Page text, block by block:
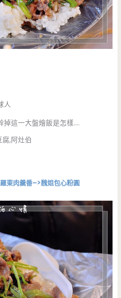
人
掉這一大盤燴飯是怎樣….
羅東肉羹番–>魏姐包心粉圓